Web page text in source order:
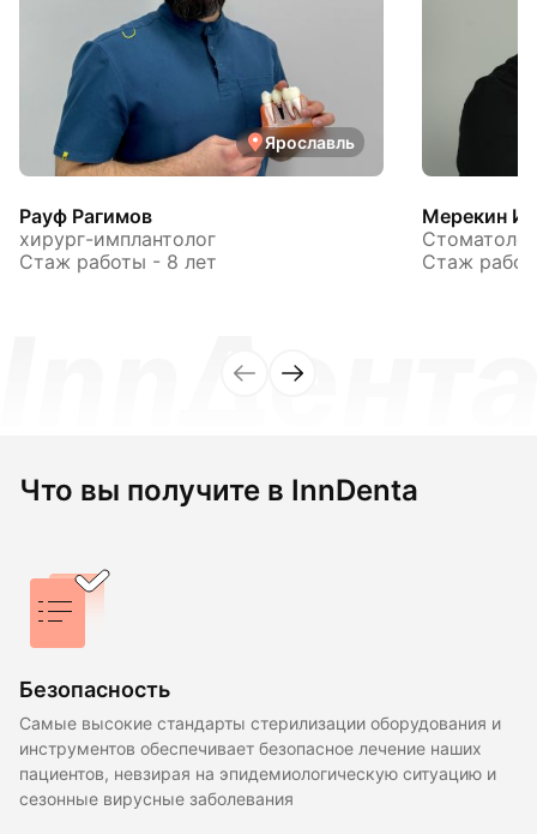
Ярославль
Рауф Рагимов
хирург-имплантолог
Стаж работы - 8 лет
Мерекин
Стаж
Что вы получите в InnDenta
Безопасность
Самые высокие стандарты стерилизации оборудования и
инструментов обеспечивает безопасное лечение наших
пациентов, невзирая на эпидемиологическую ситуацию и
сезонные вирусные заболевания